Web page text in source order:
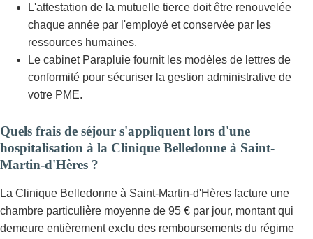
L'attestation de la mutuelle tierce doit être renouvelée
chaque année par l'employé et conservée par les
ressources humaines.
Le cabinet Parapluie fournit les modèles de lettres de
conformité pour sécuriser la gestion administrative de
votre PME.
Quels frais de séjour s'appliquent lors d'une
hospitalisation à la Clinique Belledonne à Saint-
Martin-d'Hères ?
La Clinique Belledonne à Saint-Martin-d'Hères facture une
chambre particulière moyenne de 95 € par jour, montant qui
demeure entièrement exclu des remboursements du régime